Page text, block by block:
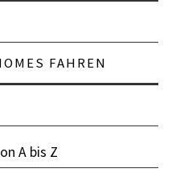
FAHREN
A bis Z